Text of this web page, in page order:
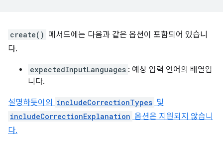
create() 메서드에는 다음과 같은 옵션이 포함되어 있습니
다.
expectedInputLanguages : 예상 입력 언어의 배열입
니다.
설명하듯이의 includeCorrectionTypes 및
includeCorrectionExplanation 옵션은 지원되지 않습니
다.